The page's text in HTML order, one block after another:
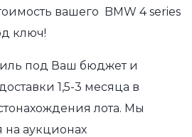
вашего BMW 4 series
ключ!
под Ваш бюджет и
1,5-3 месяца в
лота. Мы
аукционах